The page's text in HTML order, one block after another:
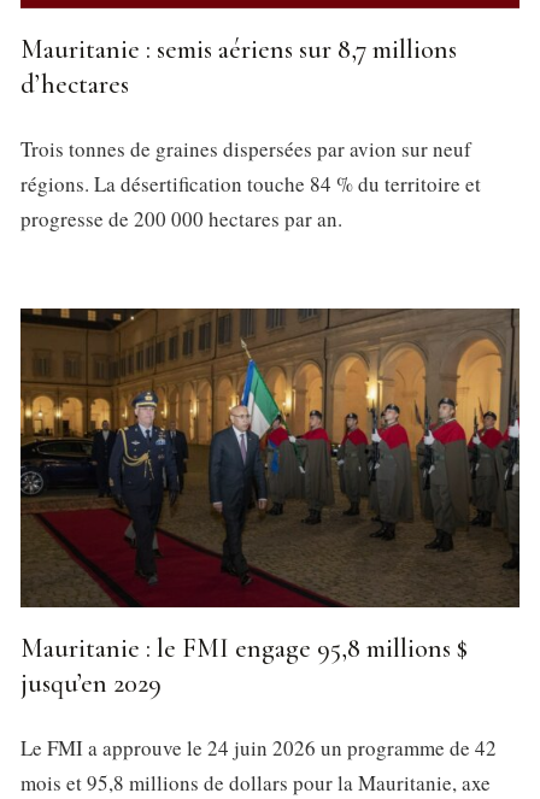
Mauritanie : semis aériens sur 8,7 millions
d’hectares
Trois tonnes de graines dispersées par avion sur neuf
régions. La désertification touche 84 % du territoire et
progresse de 200 000 hectares par an.
Mauritanie : le FMI engage 95,8 millions $
jusqu’en 2029
Le FMI a approuve le 24 juin 2026 un programme de 42
mois et 95,8 millions de dollars pour la Mauritanie, axe